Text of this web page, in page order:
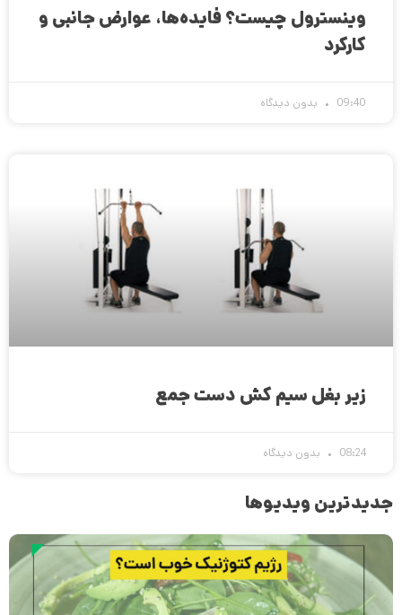
وینسترول چیست؟ فایده‌ها، عوارض جانبی و
کارکرد
09:40 بدون دیدگاه
زیر بغل سیم کش دست جمع
08:24 بدون دیدگاه
جدیدترین ویدیوها